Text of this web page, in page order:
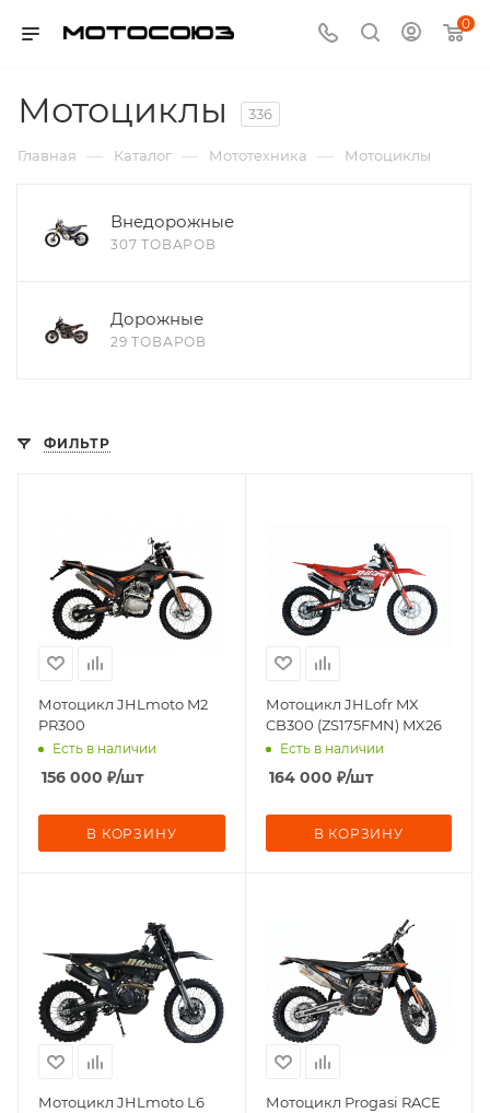
0
Мотоциклы 336
Главная — Каталог — Мототехника — Мотоциклы
Внедорожные
307 ТОВАРОВ
Дорожные
29 ТОВАРОВ
ФИЛЬТР
Мотоцикл JHLmoto M2
PR300
Есть в наличии
156 000 ₽/шт
В КОРЗИНУ
Мотоцикл JHLofr MX
CB300 (ZS175FMN) MX26
Есть в наличии
164 000 ₽/шт
В КОРЗИНУ
Мотоцикл JHLmoto L6
Мотоцикл Progasi RACE